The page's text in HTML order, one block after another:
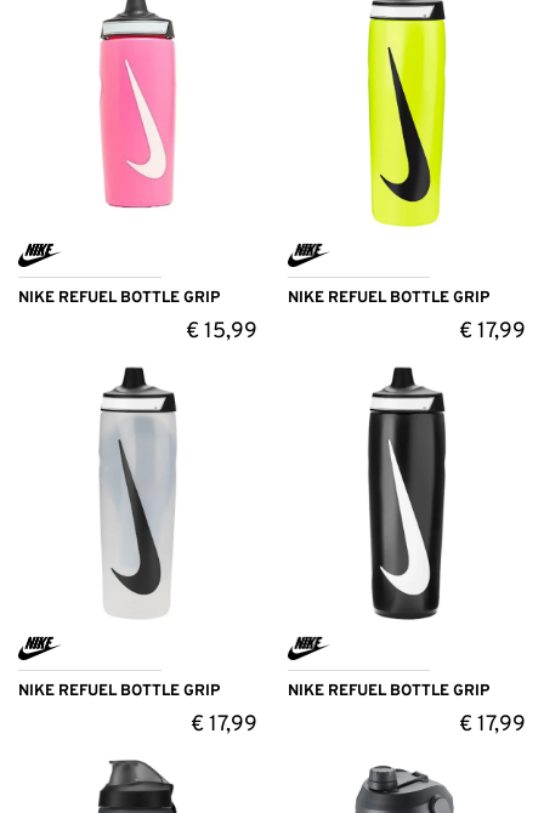
NIKE REFUEL BOTTLE GRIP
€15,99
NIKE REFUEL BOTTLE GRIP
€17,99
NIKE REFUEL BOTTLE GRIP
€17,99
NIKE REFUEL BOTTLE GRIP
€17,99